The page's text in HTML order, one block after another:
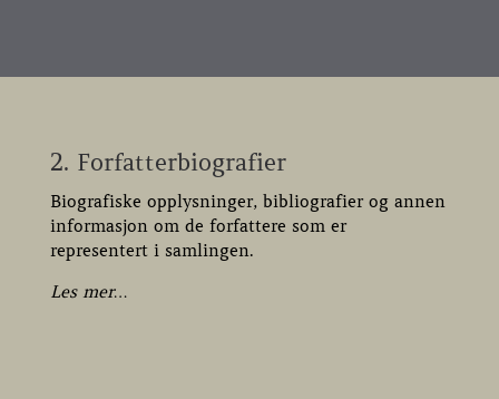
2. Forfatterbiografier
Biografiske opplysninger, bibliografier og annen
informasjon om de forfattere som er
representert i samlingen.
Les mer…